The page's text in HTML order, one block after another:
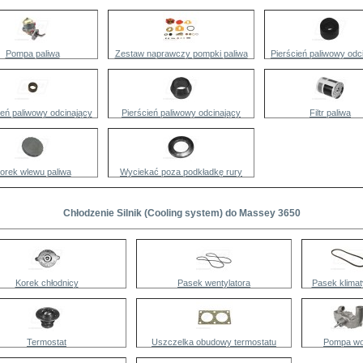
Pompa paliwa Zestaw naprawczy pompki paliwa Pierścień paliwowy
paliwowy odcinający Pierścień paliwowy odcinający Filtr paliwa
wlewu paliwa Wyciekać poza podkładkę rury
Chłodzenie Silnik (Cooling system) do Massey 3650
Korek chłodnicy Pasek wentylatora Pasek
Termostat Uszczelka obudowy termostatu Pompa